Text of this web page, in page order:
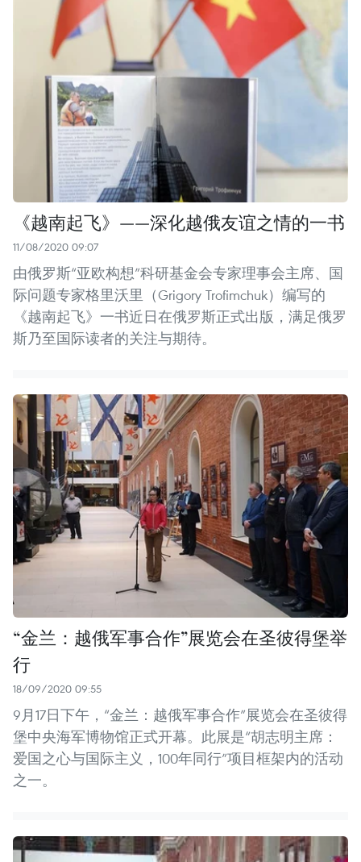
《越南起飞》——深化越俄友谊之情的一书
11/08/2020 09:07
由俄罗斯“亚欧构想”科研基金会专家理事会主席、国
际问题专家格里沃里（Grigory Trofimchuk）编写的
《越南起飞》一书近日在俄罗斯正式出版，满足俄罗
斯乃至国际读者的关注与期待。
“金兰：越俄军事合作”展览会在圣彼得堡举
行
18/09/2020 09:55
9月17日下午，“金兰：越俄军事合作”展览会在圣彼得
堡中央海军博物馆正式开幕。此展是“胡志明主席：
爱国之心与国际主义，100年同行”项目框架内的活动
之一。